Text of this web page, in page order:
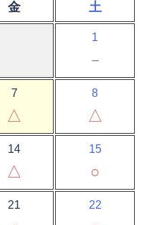
金 土
1
－
7
△
8
△
14
△
15
○
21 22